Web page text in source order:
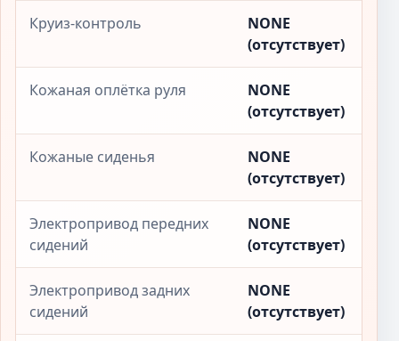
Круиз-контроль
NONE
(отсутствует)
Кожаная оплётка руля
NONE
(отсутствует)
Кожаные сиденья
NONE
(отсутствует)
Электропривод передних
сидений
NONE
(отсутствует)
Электропривод задних
сидений
NONE
(отсутствует)